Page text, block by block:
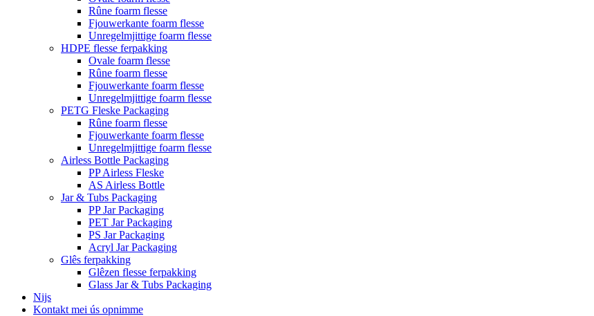
Rûne foarm flesse
Fjouwerkante foarm flesse
Unregelmjittige foarm flesse
HDPE flesse ferpakking
Ovale foarm flesse
Rûne foarm flesse
Fjouwerkante foarm flesse
Unregelmjittige foarm flesse
PETG Fleske Packaging
Rûne foarm flesse
Fjouwerkante foarm flesse
Unregelmjittige foarm flesse
Airless Bottle Packaging
PP Airless Fleske
AS Airless Bottle
Jar & Tubs Packaging
PP Jar Packaging
PET Jar Packaging
PS Jar Packaging
Acryl Jar Packaging
Glês ferpakking
Glêzen flesse ferpakking
Glass Jar & Tubs Packaging
Nijs
Kontakt mei ús opnimme